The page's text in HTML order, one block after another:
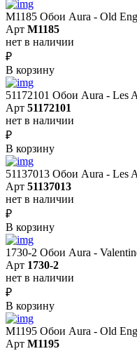
M1185 Обои Aura - Old
Арт M1185
нет в наличии
₽
В корзину
51172101 Обои Aura - Les
Арт 51172101
нет в наличии
₽
В корзину
51137013 Обои Aura - Les
Арт 51137013
нет в наличии
₽
В корзину
1730-2 Обои Aura -
Арт 1730-2
нет в наличии
₽
В корзину
M1195 Обои Aura - Old
Арт M1195